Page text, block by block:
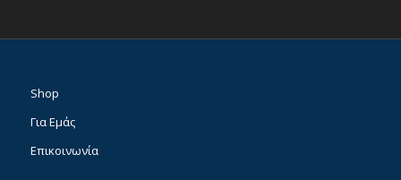
Shop
Για Εμάς
Επικοινωνία